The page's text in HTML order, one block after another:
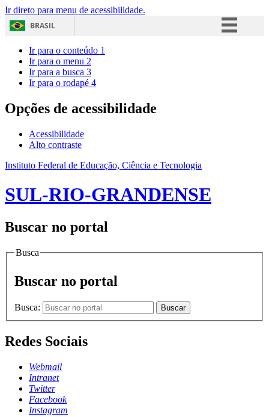
Ir direto para menu de acessibilidade.
BRASIL
Acesso à informação
Ir para o conteúdo 1
Ir para o menu 2
Ir para a busca 3
Ir para o rodapé 4
Opções de acessibilidade
Acessibilidade
Alto contraste
Instituto Federal de Educação, Ciência e Tecnologia
SUL-RIO-GRANDENSE
Buscar no portal
Busca
Buscar no portal
Busca: Buscar
Redes Sociais
Webmail
Intranet
Twitter
Facebook
Instagram